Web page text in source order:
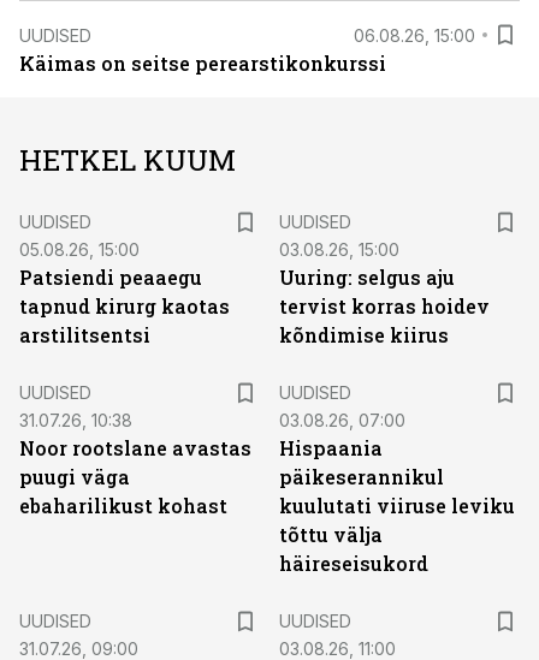
UUDISED 06.08.26, 15:00
Käimas on seitse perearstikonkurssi
HETKEL KUUM
UUDISED
05.08.26, 15:00
Patsiendi peaaegu
tapnud kirurg kaotas
arstilitsentsi
UUDISED
03.08.26, 15:00
Uuring: selgus aju
tervist korras hoidev
kõndimise kiirus
UUDISED
31.07.26, 10:38
Noor rootslane avastas
puugi väga
ebaharilikust kohast
UUDISED
03.08.26, 07:00
Hispaania
päikeserannikul
kuulutati viiruse leviku
tõttu välja
häireseisukord
UUDISED
31.07.26, 09:00
UUDISED
03.08.26, 11:00